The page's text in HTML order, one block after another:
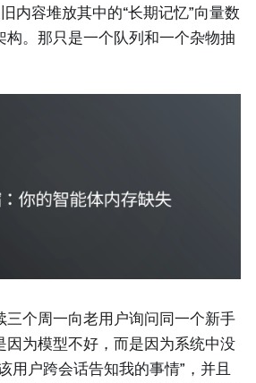
内容堆放其中的“长期记忆”向量数
构。那只是一个队列和一个杂物抽
三个周一向老用户询问同一个新手
因为模型不好，而是因为系统中没
用户跨会话告知我的事情”，并且